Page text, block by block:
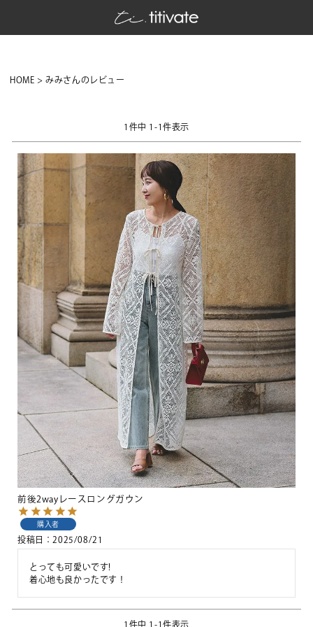
HOME みみさんのレビュー
1 件中 1 -1件表示
前後2wayレースロングガウン
購入者
投稿日 2025/08/21
とっても可愛いです!
着心地も良かったです！
1 件中 1 -1件表示